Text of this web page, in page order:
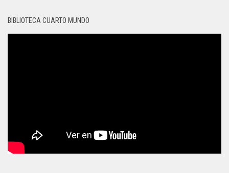
BIBLIOTECA CUARTO MUNDO